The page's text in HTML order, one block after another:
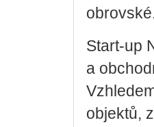
Start-up
a
objektů,